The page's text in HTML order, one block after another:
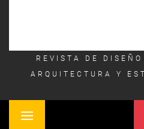
REVISTA DE
ARQUITECTURA Y
Primary